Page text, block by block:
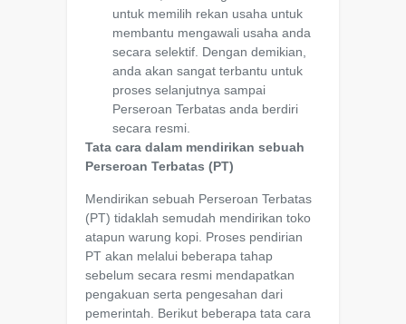
untuk memilih rekan usaha untuk
membantu mengawali usaha anda
secara selektif. Dengan demikian,
anda akan sangat terbantu untuk
proses selanjutnya sampai
Perseroan Terbatas anda berdiri
secara resmi.
Tata cara dalam mendirikan sebuah
Perseroan Terbatas (PT)
Mendirikan sebuah Perseroan Terbatas
(PT) tidaklah semudah mendirikan toko
atapun warung kopi. Proses pendirian
PT akan melalui beberapa tahap
sebelum secara resmi mendapatkan
pengakuan serta pengesahan dari
pemerintah. Berikut beberapa tata cara